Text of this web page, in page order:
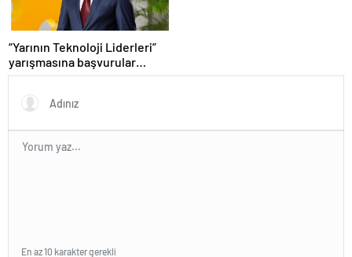
“Yarının Teknoloji Liderleri”
yarışmasına başvurular
devam ediyor
En az 10 karakter gerekli